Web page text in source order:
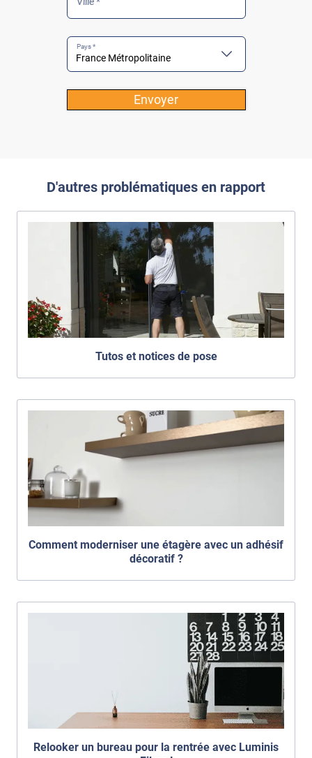
Pays *
Envoyer
D'autres problématiques en rapport
Tutos et notices de pose
Comment moderniser une étagère avec un adhésif
décoratif ?
Relooker un bureau pour la rentrée avec Luminis